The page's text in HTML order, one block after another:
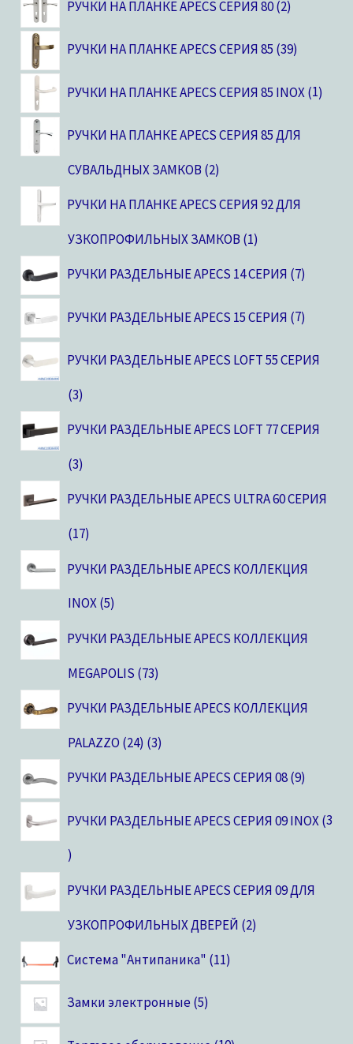
РУЧКИ НА ПЛАНКЕ APECS СЕРИЯ 80 2
РУЧКИ НА ПЛАНКЕ APECS СЕРИЯ 85 39
РУЧКИ НА ПЛАНКЕ APECS СЕРИЯ 85 INOX 1
РУЧКИ НА ПЛАНКЕ APECS СЕРИЯ 85 ДЛЯ
СУВАЛЬДНЫХ ЗАМКОВ 2
РУЧКИ НА ПЛАНКЕ APECS СЕРИЯ 92 ДЛЯ
УЗКОПРОФИЛЬНЫХ ЗАМКОВ 1
РУЧКИ РАЗДЕЛЬНЫЕ APECS 14 СЕРИЯ 7
РУЧКИ РАЗДЕЛЬНЫЕ APECS 15 СЕРИЯ 7
РУЧКИ РАЗДЕЛЬНЫЕ APECS LOFT 55 СЕРИЯ
3
РУЧКИ РАЗДЕЛЬНЫЕ APECS LOFT 77 СЕРИЯ
3
РУЧКИ РАЗДЕЛЬНЫЕ APECS ULTRA 60 СЕРИЯ
17
РУЧКИ РАЗДЕЛЬНЫЕ APECS КОЛЛЕКЦИЯ
INOX 5
РУЧКИ РАЗДЕЛЬНЫЕ APECS КОЛЛЕКЦИЯ
MEGAPOLIS 73
РУЧКИ РАЗДЕЛЬНЫЕ APECS КОЛЛЕКЦИЯ
PALAZZO (24) 3
РУЧКИ РАЗДЕЛЬНЫЕ APECS СЕРИЯ 08 9
РУЧКИ РАЗДЕЛЬНЫЕ APECS СЕРИЯ 09 INOX 3
РУЧКИ РАЗДЕЛЬНЫЕ APECS СЕРИЯ 09 ДЛЯ
УЗКОПРОФИЛЬНЫХ ДВЕРЕЙ 2
Система "Антипаника" 11
Замки электронные 5